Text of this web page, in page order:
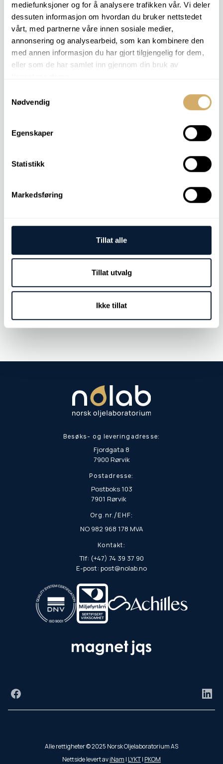
mediefunksjoner og for å analysere trafikken vår. Vi deler
dessuten informasjon om hvordan du bruker nettstedet
vårt, med partnerne våre innen sosiale medier,
annonsering og analysearbeid, som kan kombinere den
med annen informasjon du har gjort tilgjengelig for dem,
eller som de har samlet inn gjennom din bruk av
Nødvendig
Egenskaper
Statistikk
Markedsføring
Tillat alle
Tillat utvalg
Ikke tillat
OIL 3
Elementanalyse
TAN
Viskositet v 40
Vanninnhold [ppm]
Antiwear
Oksidasjon
OIL 4
Elementanalyse
TAN
Viskositet v 40
Viskositetsindeks
PQ-Index
LNF (LaserNet Fines)
Ukjente partikler
Besøks- og leveringadresse:
Fjordgata 8
7900 Rørvik
Postadresse:
Postboks 103
7901 Rørvik
Org.nr./EHF:
NO 982 968 178 MVA
Kontakt:
Tlf: (+47) 74 39 37 90
E-post: post@nolab.no
Facebook
Alle rettigheter © 2025 Norsk Oljelaboratorium AS
Nettside levert aviNam | LYKT| PKOM